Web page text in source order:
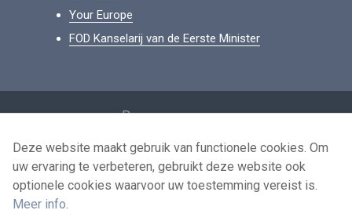
Your Europe
FOD Kanselarij van de Eerste Minister
Persoonsgegevens
Voorwaarden voor het hergebruik
Contacteer ons
Deze website maakt gebruik van functionele cookies. Om
uw ervaring te verbeteren, gebruikt deze website ook
optionele cookies waarvoor uw toestemming vereist is.
Meer info.